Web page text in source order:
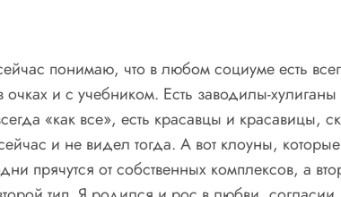
понимаю, что в любом социуме есть
и с учебником. Есть заводилы-
«как все», есть красавцы и красавицы,
и не видел тогда. А вот клоуны,
прячутся от собственных комплексов, а